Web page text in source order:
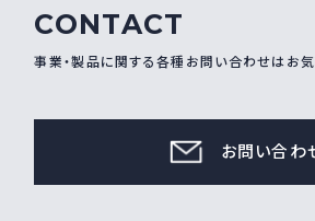
CONTACT
事業・製品に関する各種お問い合わせはお
お問い合わ